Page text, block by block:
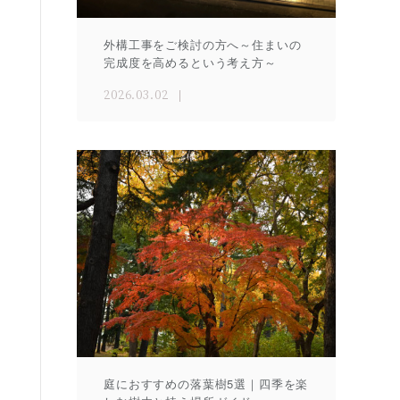
外構工事をご検討の方へ～住まいの
完成度を高めるという考え方～
2026.03.02
庭におすすめの落葉樹5選｜四季を楽